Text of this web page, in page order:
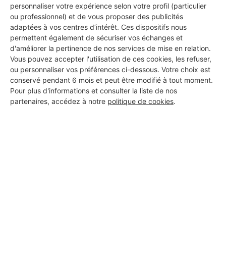
personnaliser votre expérience selon votre profil (particulier
ou professionnel) et de vous proposer des publicités
adaptées à vos centres d’intérêt. Ces dispositifs nous
permettent également de sécuriser vos échanges et
d'améliorer la pertinence de nos services de mise en relation.
Vous pouvez accepter l'utilisation de ces cookies, les refuser,
ou personnaliser vos préférences ci-dessous. Votre choix est
conservé pendant 6 mois et peut être modifié à tout moment.
Pour plus d'informations et consulter la liste de nos
partenaires, accédez à notre politique de cookies.
DEMANDER UN DEVIS